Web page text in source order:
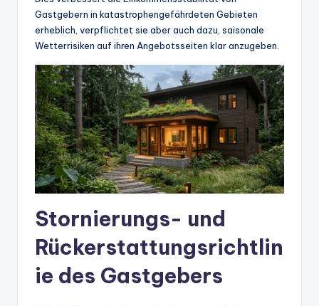
Gastgebern in katastrophengefährdeten Gebieten
erheblich, verpflichtet sie aber auch dazu, saisonale
Wetterrisiken auf ihren Angebotsseiten klar anzugeben.
Stornierungs- und
Rückerstattungsrichtlin
ie des Gastgebers